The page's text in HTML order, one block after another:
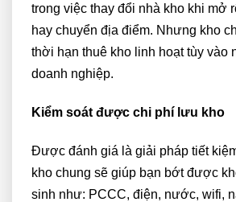
trong việc thay đổi nhà kho khi mở
hay chuyển địa điểm. Nhưng kho
thời hạn thuê kho linh hoạt tùy vào
doanh nghiệp.
Kiểm soát được chi phí lưu kho
Được đánh giá là giải pháp tiết
kho chung sẽ giúp bạn bớt được
sinh như: PCCC, điện, nước, wifi,